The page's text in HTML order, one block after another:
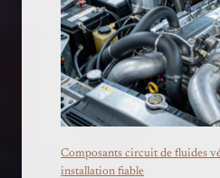
Composants circuit de fluides
installation fiable